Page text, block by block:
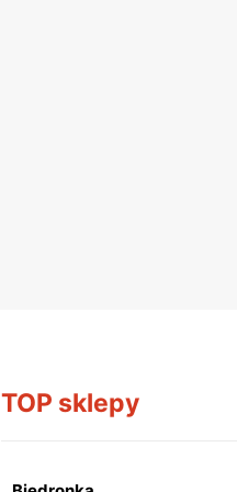
TOP sklepy